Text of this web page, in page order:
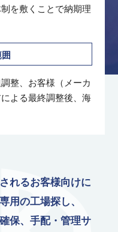
を敷くことで納期理
整、お客様（メーカ
よる最終調整後、海
れるお客様向けに
用の工場探し、
保、手配・管理サ